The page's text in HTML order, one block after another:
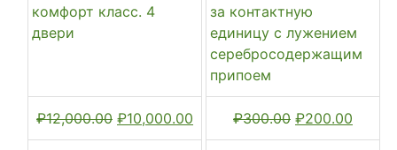
комфорт класс. 4
двери
₽12,000.00 Первоначальная
цена
₽10,000.00 Текущая
цена:
за контактную
единицу с лужением
серебросодержащим
припоем
₽300.00
цена
₽200.00
цена: